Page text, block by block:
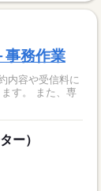
事務作業
内容や受信料に
す。 また、専
ー）